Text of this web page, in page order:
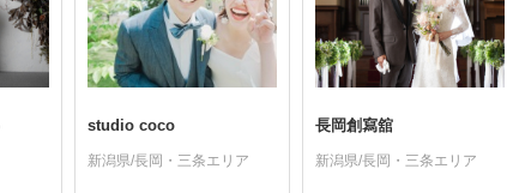
studio coco
新潟県/長岡・三条エリア
長岡創寫舘
新潟県/長岡・三条エリア